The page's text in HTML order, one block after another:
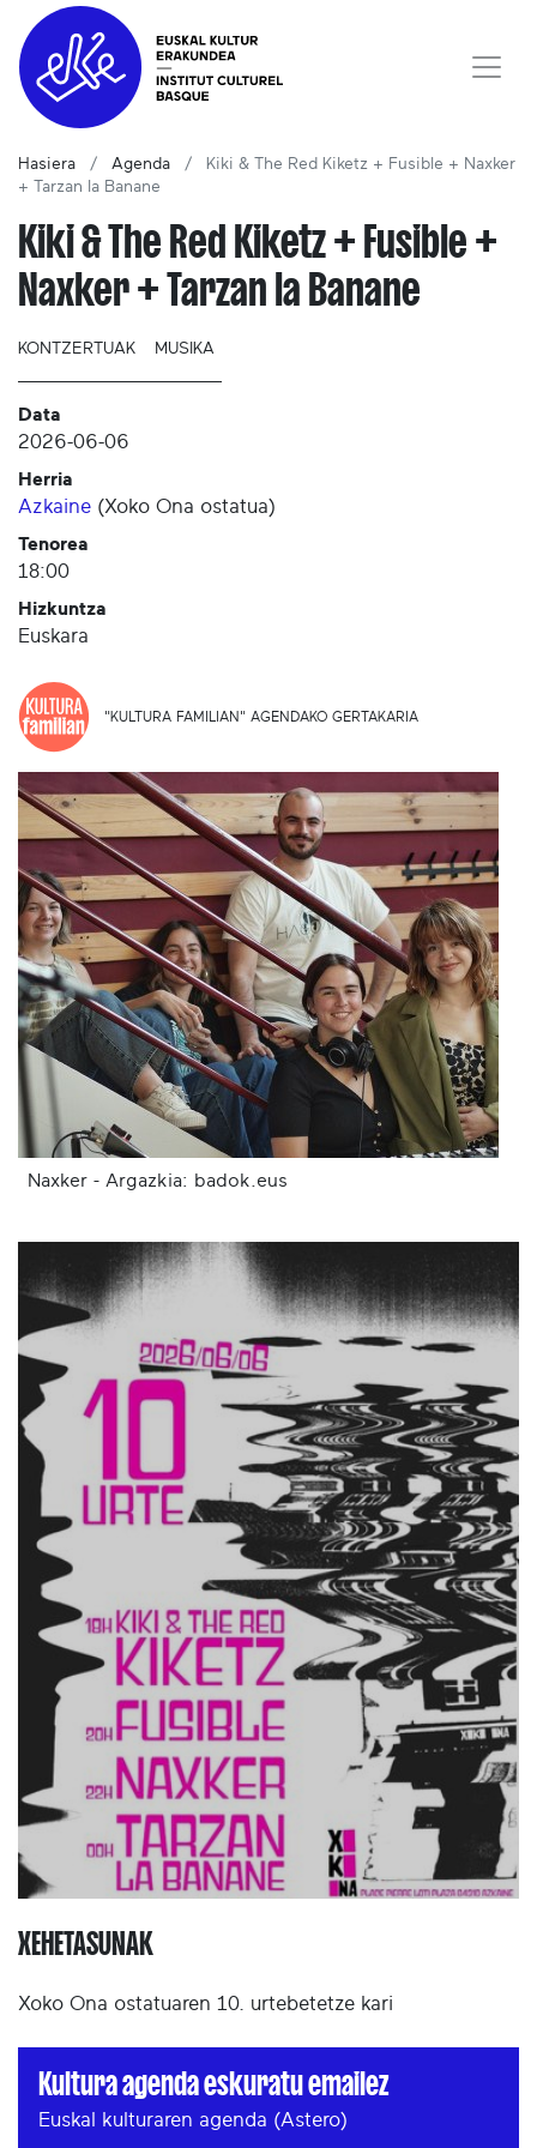
Hasiera Agenda
Kiki & The Red Kiketz + Fusible + Naxker
+ Tarzan la Banane
Kiki & The Red Kiketz + Fusible +
Naxker + Tarzan la Banane
KONTZERTUAK MUSIKA
Data
2026-06-06
Herria
Azkaine (Xoko Ona ostatua)
Tenorea
18:00
Hizkuntza
Euskara
"KULTURA FAMILIAN" AGENDAKO GERTAKARIA
Naxker - Argazkia: badok.eus
XEHETASUNAK
Xoko Ona ostatuaren 10. urtebetetze kari
Kultura agenda eskuratu emailez
Euskal kulturaren agenda (Astero)